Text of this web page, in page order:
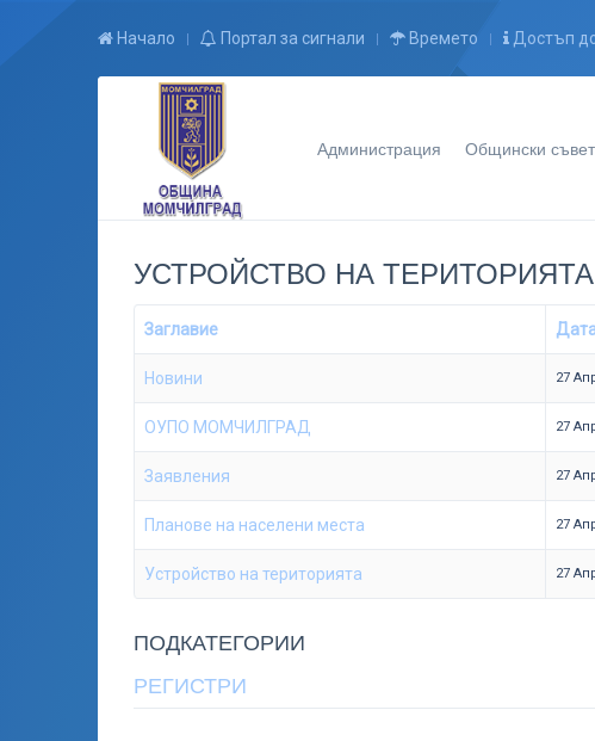
Начало Портал за сигнали Времето Достъп
Администрация Общински съвет
УСТРОЙСТВО НА ТЕРИТОРИЯТА
Заглавие
Новини 27
ОУПО МОМЧИЛГРАД 27
Заявления 27
Планове на населени места 27
Устройство на територията 27
ПОДКАТЕГОРИИ
РЕГИСТРИ